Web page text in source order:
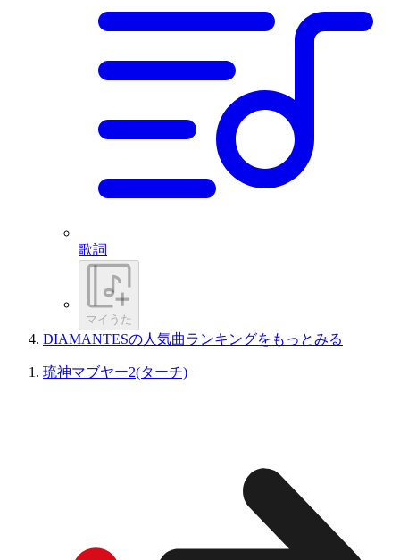
歌詞
マイうた
DIAMANTESの人気曲ランキングをもっとみる
琉神マブヤー2(ターチ)